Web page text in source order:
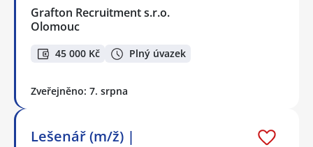
Grafton Recruitment s.r.o.
Olomouc
45 000 Kč Plný úvazek
Zveřejněno: 7. srpna
Lešenář (m/ž) |